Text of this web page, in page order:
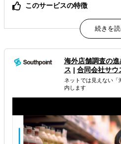
このサービスの特徴
日本企業の海外展開に確かな
ードと費用でご提供
期間は１日、費用はわずか６
資格有資格者が対応するから
属するジャンル
海外進出総合支援
解決できる課題
海外店舗調査の
ス | 合同会社サウ
ネットでは見えない「
内します